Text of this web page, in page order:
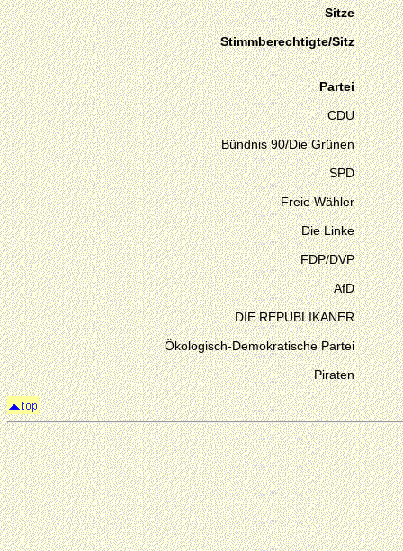
Sitze
Stimmberechtigte/Sitz
Partei
CDU
Bündnis 90/Die Grünen
SPD
Freie Wähler
Die Linke
FDP/DVP
AfD
DIE REPUBLIKANER
Ökologisch-Demokratische Partei
Piraten